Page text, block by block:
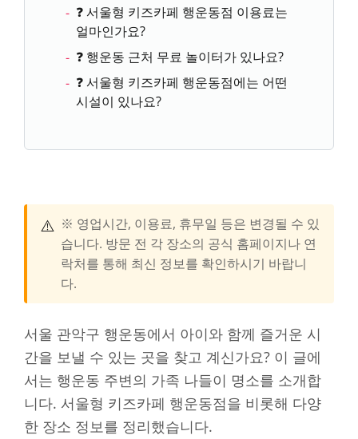
❓ 서울형 키즈카페 행운동점 이용료는
얼마인가요?
❓ 행운동 근처 무료 놀이터가 있나요?
❓ 서울형 키즈카페 행운동점에는 어떤
시설이 있나요?
⚠️ ※ 영업시간, 이용료, 휴무일 등은 변경될 수 있
습니다. 방문 전 각 장소의 공식 홈페이지나 연
락처를 통해 최신 정보를 확인하시기 바랍니
다.
서울 관악구 행운동에서 아이와 함께 즐거운 시
간을 보낼 수 있는 곳을 찾고 계신가요? 이 글에
서는 행운동 주변의 가족 나들이 명소를 소개합
니다. 서울형 키즈카페 행운동점을 비롯해 다양
한 장소 정보를 정리했습니다.